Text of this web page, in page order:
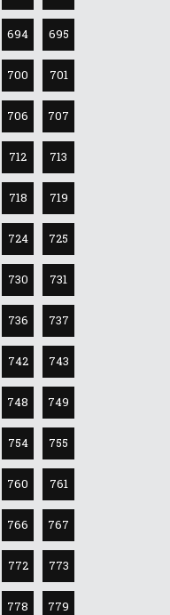
694 695
700 701
706 707
712 713
718 719
724 725
730 731
736 737
742 743
748 749
754 755
760 761
766 767
772 773
778 779